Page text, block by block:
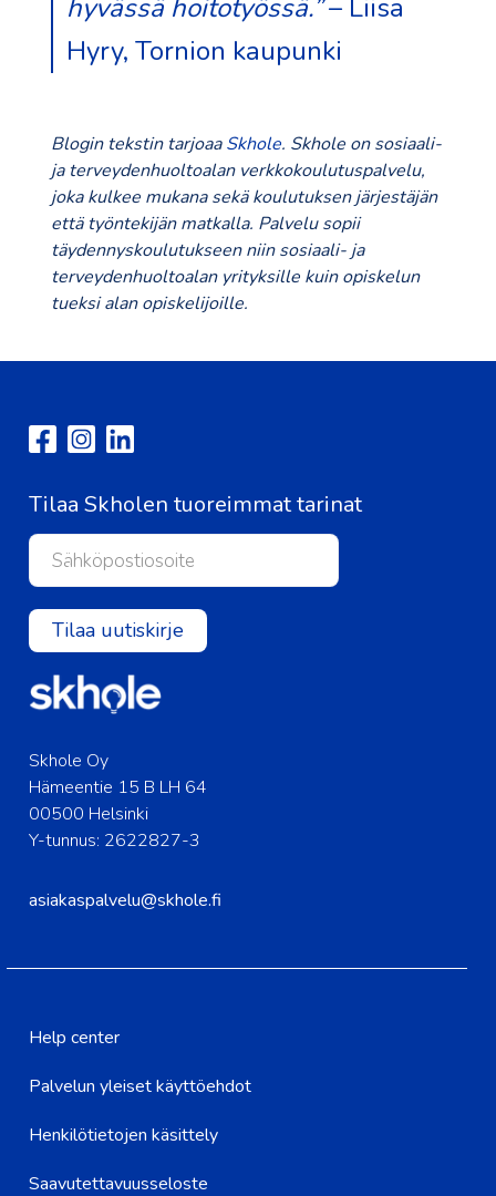
hyvässä hoitotyössä.”– Liisa
Hyry, Tornion kaupunki
Blogin tekstin tarjoaaSkhole. Skhole on sosiaali-
ja terveydenhuoltoalan verkkokoulutuspalvelu,
joka kulkee mukana sekä koulutuksen järjestäjän
että työntekijän matkalla. Palvelu sopii
täydennyskoulutukseen niin sosiaali- ja
terveydenhuoltoalan yrityksille kuin opiskelun
tueksi alan opiskelijoille.
Skhole Oy
Hämeentie 15 B LH 64
00500 Helsinki
Y-tunnus: 2622827-3
asiakaspalvelu@skhole.fi
Tilaa Skholen tuoreimmat tarinat
Tilaa uutiskirje
Help center
Palvelun yleiset käyttöehdot
Henkilötietojen käsittely
Saavutettavuusseloste